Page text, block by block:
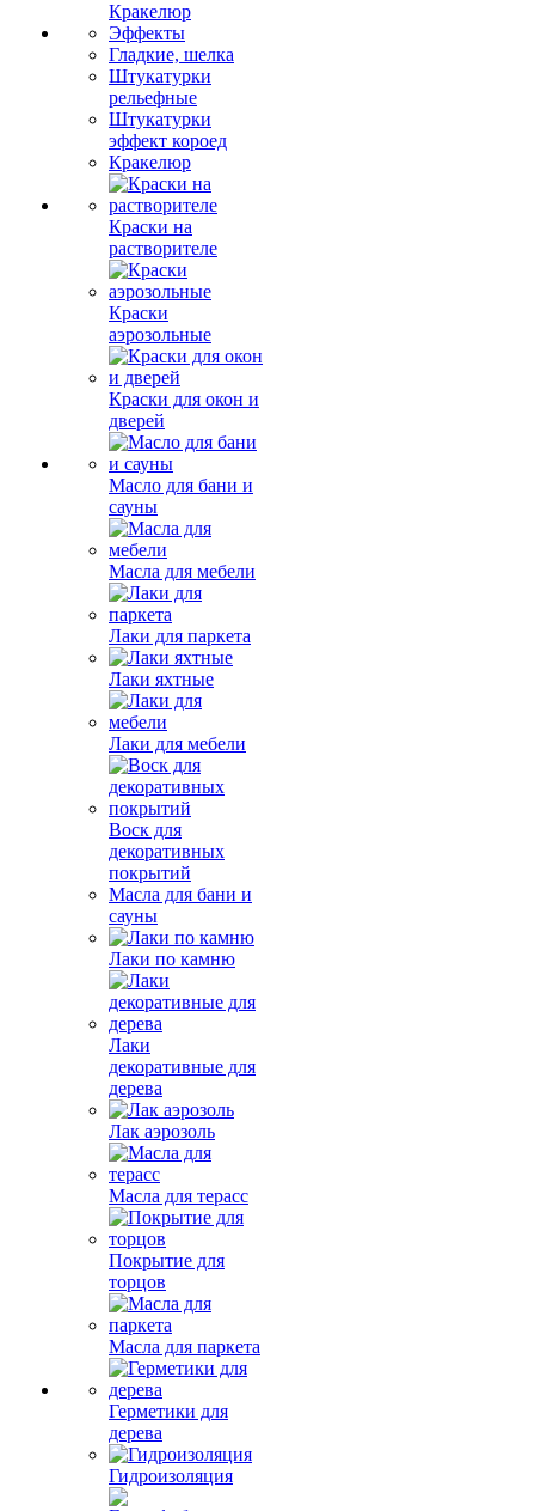
Кракелюр
Эффекты
Гладкие, шелка
Штукатурки
рельефные
Штукатурки
эффект короед
Кракелюр
Краски на
растворителе
Краски
аэрозольные
Краски для окон и
дверей
Масло для бани и
сауны
Масла для мебели
Лаки для паркета
Лаки яхтные
Лаки для мебели
Воск для
декоративных
покрытий
Масла для бани и
сауны
Лаки по камню
Лаки
декоративные для
дерева
Лак аэрозоль
Масла для терасс
Покрытие для
торцов
Масла для паркета
Герметики для
дерева
Гидроизоляция